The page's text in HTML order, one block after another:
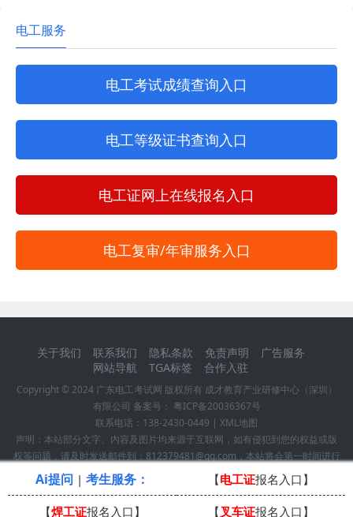
电工服务
电工考试成绩查询入口
电工等级证书查询入口
电工证网上在线报名入口
电工复审/年审服务入口
关于我们 联系我们 隐私条款 免责声明
广告服务
网站导航
TGA标签 合作入驻
Copyright © 2024 广东电工考试网 版权所有 成才教育产业研修中心（深圳）
有限公司 备案号： 粤ICP备20036367号
联系电话： 138-2430-0449 | XML地图
声明：本站部分文字、内容及图片均来源于互联网，如有侵犯到您的权益或版
权等问题，请及时发送邮件到：812379481@qq.com，本站将会第一时间进行
确认并作删除处理！
Ai提问 | 考生服务： 【电工证报名入口】
【焊工证报名入口】 【叉车证报名入口】